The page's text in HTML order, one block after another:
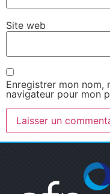
Site web
Enregistrer mon nom,
navigateur pour mon